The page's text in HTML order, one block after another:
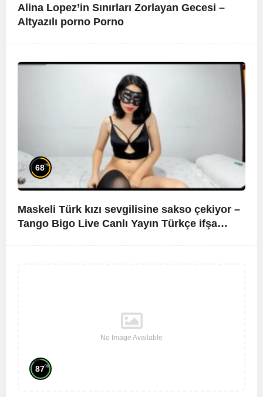
Alina Lopez’in Sınırları Zorlayan Gecesi –
Altyazılı porno Porno
68%
Maskeli Türk kızı sevgilisine sakso çekiyor –
Tango Bigo Live Canlı Yayın Türkçe ifşa
No Image Available
87%